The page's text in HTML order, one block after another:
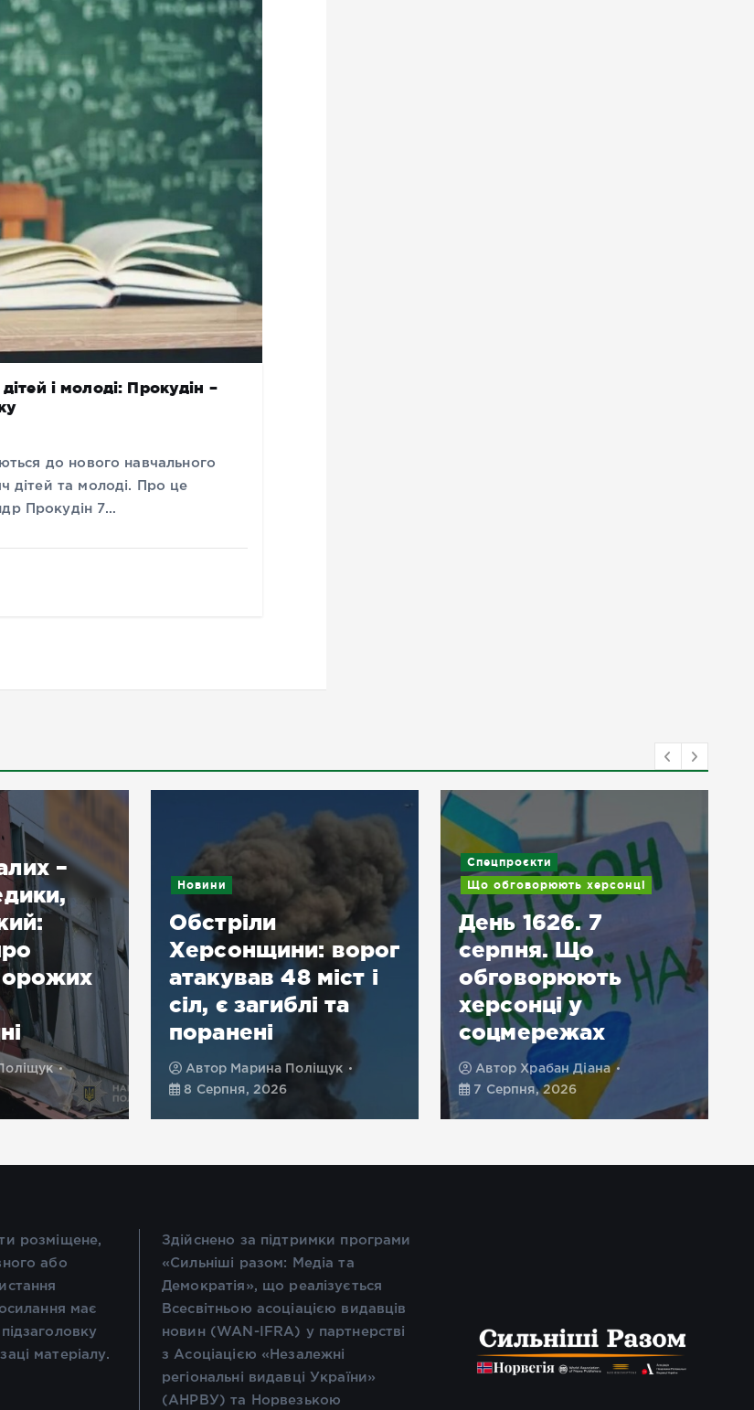
і молоді: Прокудін –
до нового навчального
дітей та молоді. Про це
Прокудін 7…
–
Новини
Обстріли
Херсонщини: ворог
атакував 48 міст і
сіл, є загиблі та
поранені
Автор Марина Поліщук
8 Серпня, 2026
Спецпроєкти
Що обговорюють херсонці
День 1626. 7
серпня. Що
обговорюють
херсонці у
соцмережах
Автор Храбан Діана
7 Серпня, 2026
розміщене,
або
має
матеріалу.
Здійснено за підтримки програми
«Сильніші разом: Медіа та
Демократія», що реалізується
Всесвітньою асоціацією видавців
новин (WAN-IFRA) у партнерстві
з Асоціацією «Незалежні
регіональні видавці України»
(АНРВУ) та Норвезькою